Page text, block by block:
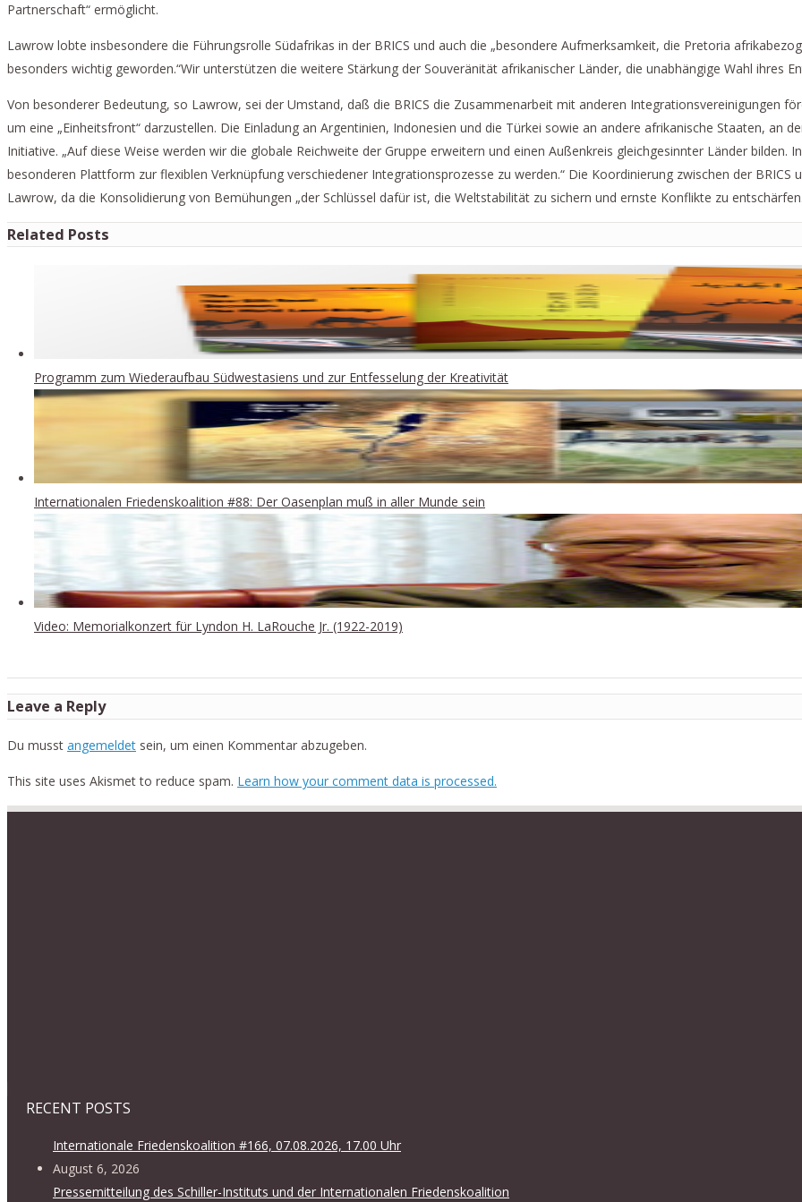
Partnerschaft“ ermöglicht.
Lawrow lobte insbesondere die Führungsrolle Südafrikas in der BRICS und auch die „besondere Aufmerksamkeit, die Pretoria
besonders wichtig geworden.“Wir unterstützen die weitere Stärkung der Souveränität afrikanischer Länder, die unabhängige Wahl ihres
Von besonderer Bedeutung, so Lawrow, sei der Umstand, daß die BRICS die Zusammenarbeit mit anderen Integrationsvereinigungen
um eine „Einheitsfront“ darzustellen. Die Einladung an Argentinien, Indonesien und die Türkei sowie an andere afrikanische Staaten, an
Initiative. „Auf diese Weise werden wir die globale Reichweite der Gruppe erweitern und einen Außenkreis gleichgesinnter Länder bilden.
besonderen Plattform zur flexiblen Verknüpfung verschiedener Integrationsprozesse zu werden.“ Die Koordinierung zwischen der
Lawrow, da die Konsolidierung von Bemühungen „der Schlüssel dafür ist, die Weltstabilität zu sichern und ernste Konflikte zu
Related Posts
Programm zum Wiederaufbau Südwestasiens und zur Entfesselung der Kreativität
Internationalen Friedenskoalition #88: Der Oasenplan muß in aller Munde sein
Video: Memorialkonzert für Lyndon H. LaRouche Jr. (1922-2019)
Leave a Reply
Du musst angemeldet sein, um einen Kommentar abzugeben.
This site uses Akismet to reduce spam. Learn how your comment data is processed.
RECENT POSTS
Internationale Friedenskoalition #166, 07.08.2026, 17.00 Uhr
August 6, 2026
Pressemitteilung des Schiller-Instituts und der Internationalen Friedenskoalition